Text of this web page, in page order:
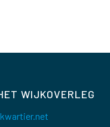
WIJKOVERLEG